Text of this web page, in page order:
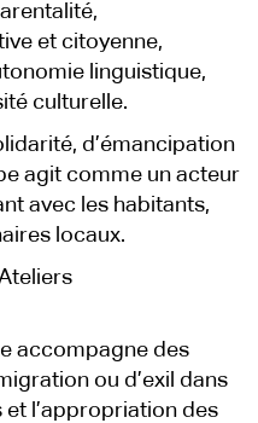
et citoyenne,
linguistique,
culturelle.
d’émancipation
agit comme un acteur
avec les habitants,
locaux.
accompagne des
ou d’exil dans
et l’appropriation des